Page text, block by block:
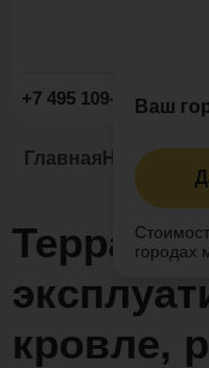
Ваш
городах
+7 495 109-52-09
Главная Наши
Терраса
кровле,